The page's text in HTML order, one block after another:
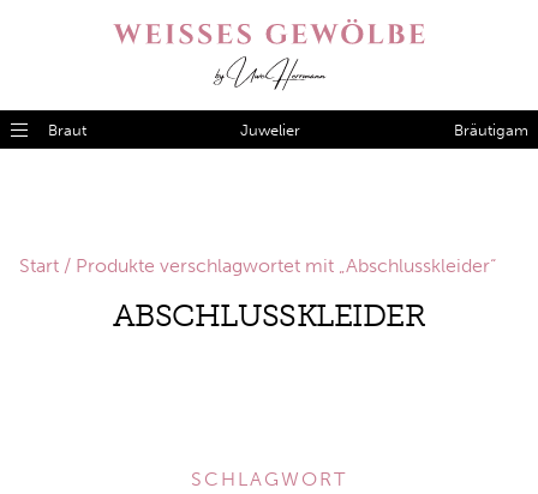
Braut Juwelier Bräutigam
Start / Produkte verschlagwortet mit „Abschlusskleider“
ABSCHLUSSKLEIDER
SCHLAGWORT